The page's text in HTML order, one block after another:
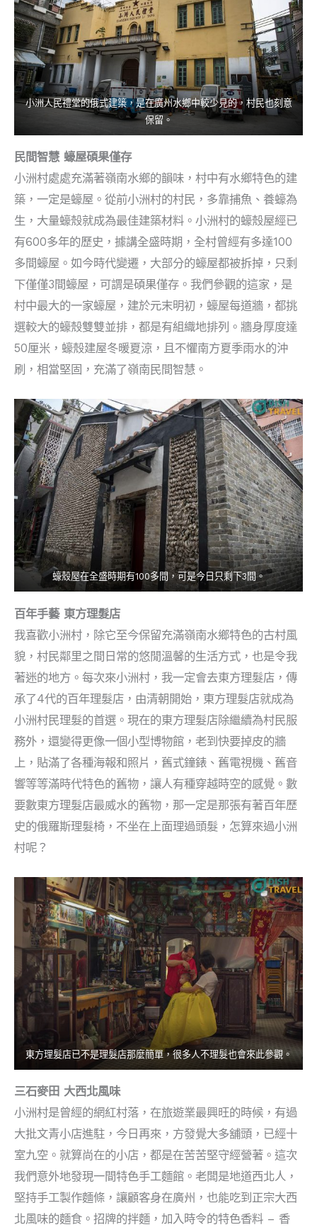
小洲人民禮堂的俄式建築，是在廣州水鄉中較少見的，村民也刻意
保留。
民間智慧 蠔屋碩果僅存
小洲村處處充滿著嶺南水鄉的韻味，村中有水鄉特色的建
築，一定是蠔屋。從前小洲村的村民，多靠捕魚、養蠔為
生，大量蠔殼就成為最佳建築材料。小洲村的蠔殼屋經已
有600多年的歷史，據講全盛時期，全村曾經有多達100
多間蠔屋。如今時代變遷，大部分的蠔屋都被拆掉，只剩
下僅僅3間蠔屋，可謂是碩果僅存。我們參觀的這家，是
村中最大的一家蠔屋，建於元末明初，蠔屋每道牆，都挑
選較大的蠔殼雙雙並排，都是有組織地排列。牆身厚度達
50厘米，蠔殼建屋冬暖夏涼，且不懼南方夏季雨水的沖
刷，相當堅固，充滿了嶺南民間智慧。
蠔殼屋在全盛時期有100多間，可是今日只剩下3間。
百年手藝 東方理髮店
我喜歡小洲村，除它至今保留充滿嶺南水鄉特色的古村風
貌，村民鄰里之間日常的悠閒溫馨的生活方式，也是令我
著迷的地方。每次來小洲村，我一定會去東方理髮店，傳
承了4代的百年理髮店，由清朝開始，東方理髮店就成為
小洲村民理髮的首選。現在的東方理髮店除繼續為村民服
務外，還變得更像一個小型博物館，老到快要掉皮的牆
上，貼滿了各種海報和照片，舊式鐘錶、舊電視機、舊音
響等等滿時代特色的舊物，讓人有種穿越時空的感覺。數
要數東方理髮店最威水的舊物，那一定是那張有著百年歷
史的俄羅斯理髮椅，不坐在上面理過頭髮，怎算來過小洲
村呢？
東方理髮店已不是理髮店那麼簡單，很多人不理髮也會來此參觀。
三石麥田 大西北風味
小洲村是曾經的網紅村落，在旅遊業最興旺的時候，有過
大批文青小店進駐，今日再來，方發覺大多舖頭，已經十
室九空。就算尚在的小店，都是在苦苦堅守經營著。這次
我們意外地發現一間特色手工麵館。老闆是地道西北人，
堅持手工製作麵條，讓顧客身在廣州，也能吃到正宗大西
北風味的麵食。招牌的拌麵，加入時令的特色香料 – 香